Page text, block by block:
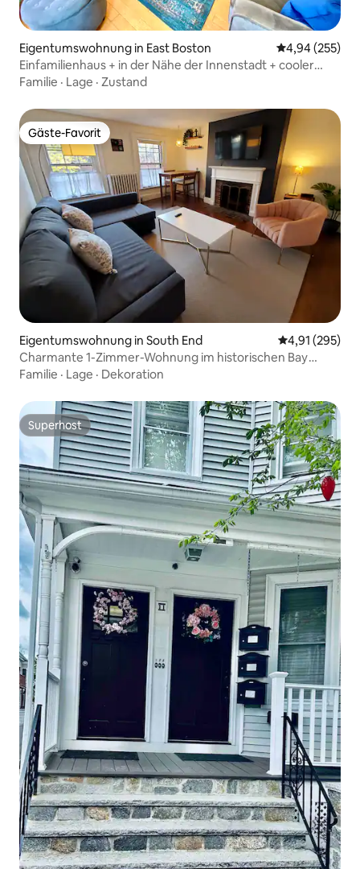
Eigentumswohnung in East Boston
4,94 (255)
Einfamilienhaus + in der Nähe der Innenstadt + cooler
Garten!
Familie · Lage · Zustand
Gäste-Favorit
Gäste-Favorit
Eigentumswohnung in South End
4,91 (295)
Charmante 1-Zimmer-Wohnung im historischen Bay
Village
Familie · Lage · Dekoration
Superhost
Superhost